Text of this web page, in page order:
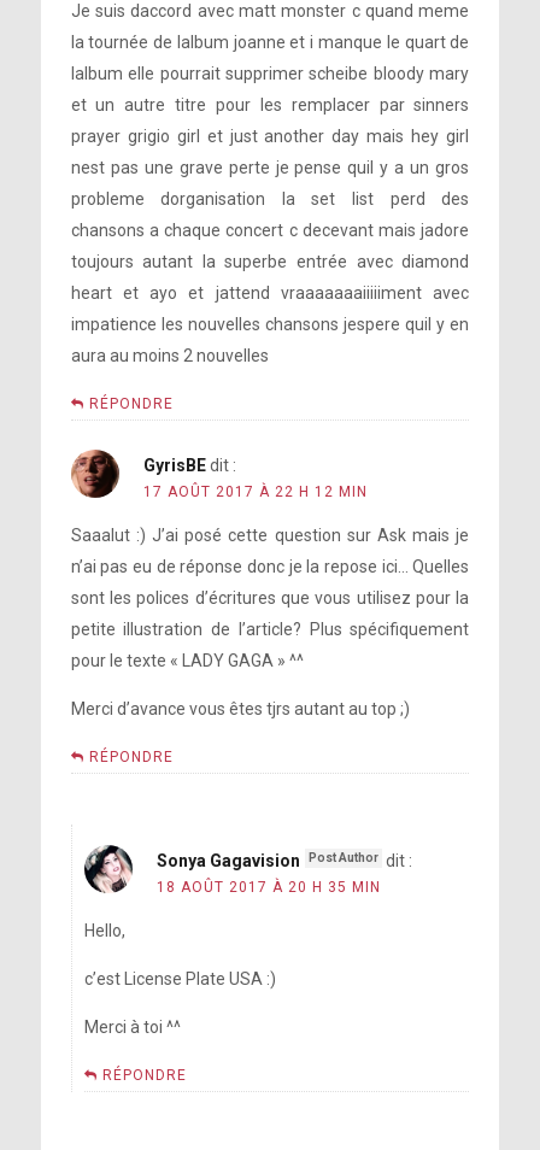
Je suis daccord avec matt monster c quand meme
la tournée de lalbum joanne et i manque le quart de
lalbum elle pourrait supprimer scheibe bloody mary
et un autre titre pour les remplacer par sinners
prayer grigio girl et just another day mais hey girl
nest pas une grave perte je pense quil y a un gros
probleme dorganisation la set list perd des
chansons a chaque concert c decevant mais jadore
toujours autant la superbe entrée avec diamond
heart et ayo et jattend vraaaaaaaiiiiiment avec
impatience les nouvelles chansons jespere quil y en
aura au moins 2 nouvelles
RÉPONDRE
GyrisBE dit :
17 AOÛT 2017 À 22 H 12 MIN
Saaalut :) J’ai posé cette question sur Ask mais je
n’ai pas eu de réponse donc je la repose ici… Quelles
sont les polices d’écritures que vous utilisez pour la
petite illustration de l’article? Plus spécifiquement
pour le texte « LADY GAGA » ^^
Merci d’avance vous êtes tjrs autant au top ;)
RÉPONDRE
Sonya Gagavision dit :
18 AOÛT 2017 À 20 H 35 MIN
Hello,
c’est License Plate USA :)
Merci à toi ^^
RÉPONDRE